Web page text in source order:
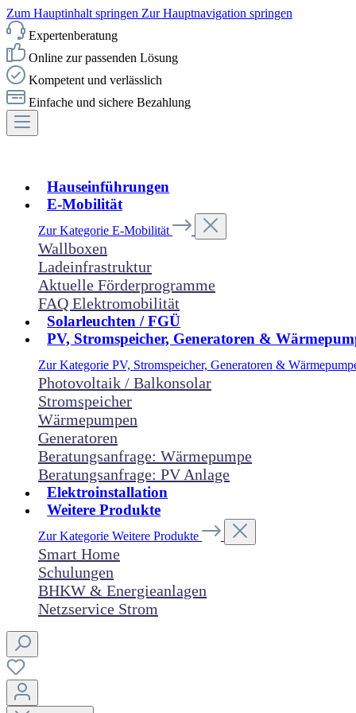
Zum Hauptinhalt springen Zur Hauptnavigation springen
Expertenberatung
Online zur passenden Lösung
Kompetent und verlässlich
Einfache und sichere Bezahlung
Hauseinführungen
E-Mobilität
Zur Kategorie E-Mobilität
Wallboxen
Ladeinfrastruktur
Aktuelle Förderprogramme
FAQ Elektromobilität
Solarleuchten / FGÜ
PV, Stromspeicher, Generatoren &
Zur Kategorie PV, Stromspeicher, Generatoren &
Photovoltaik / Balkonsolar
Stromspeicher
Wärmepumpen
Generatoren
Beratungsanfrage: Wärmepumpe
Beratungsanfrage: PV Anlage
Elektroinstallation
Weitere Produkte
Zur Kategorie Weitere Produkte
Smart Home
Schulungen
BHKW & Energieanlagen
Netzservice Strom